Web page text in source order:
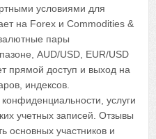
условиями для
на Forex и Commodities &
пары
AUD/USD, EUR/USD
прямой доступ и выход на
индексов.
услуги
учетных записей. Отзывы
основных участников и